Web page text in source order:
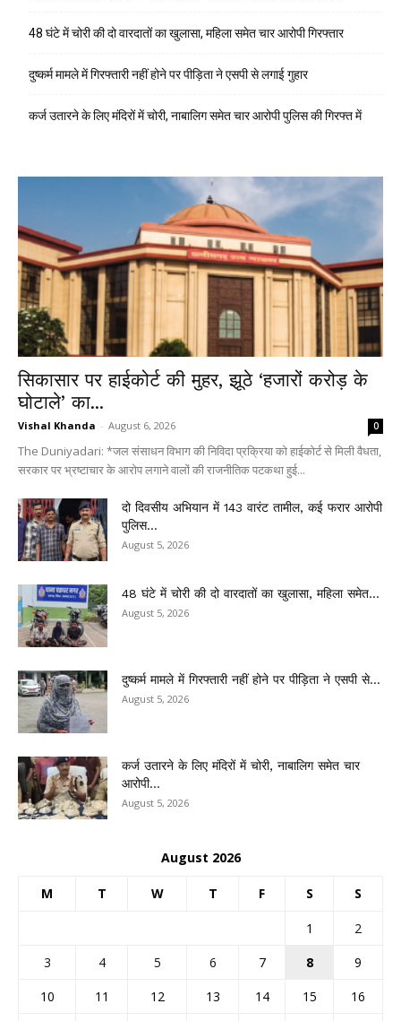
48 घंटे में चोरी की दो वारदातों का खुलासा, महिला समेत चार आरोपी गिरफ्तार
दुष्कर्म मामले में गिरफ्तारी नहीं होने पर पीड़िता ने एसपी से लगाई गुहार
कर्ज उतारने के लिए मंदिरों में चोरी, नाबालिग समेत चार आरोपी पुलिस की गिरफ्त में
सिकासार पर हाईकोर्ट की मुहर, झूठे ‘हजारों करोड़ के
घोटाले’ का...
Vishal Khanda - August 6, 2026 0
The Duniyadari: *जल संसाधन विभाग की निविदा प्रक्रिया को हाईकोर्ट से मिली वैधता,
सरकार पर भ्रष्टाचार के आरोप लगाने वालों की राजनीतिक पटकथा हुई...
दो दिवसीय अभियान में 143 वारंट तामील, कई फरार आरोपी
पुलिस...
August 5, 2026
48 घंटे में चोरी की दो वारदातों का खुलासा, महिला समेत...
August 5, 2026
दुष्कर्म मामले में गिरफ्तारी नहीं होने पर पीड़िता ने एसपी से...
August 5, 2026
कर्ज उतारने के लिए मंदिरों में चोरी, नाबालिग समेत चार
आरोपी...
August 5, 2026
August 2026
M T W T F S S
1
2
3
4 5 6 7 8
9
10
11 12 13 14 15
16